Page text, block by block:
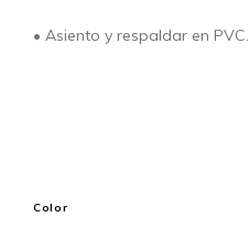
• Asiento y respaldar en PVC.
Color